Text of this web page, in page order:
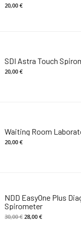
20,00€
SDI Astra Touch
20,00€
Waiting Room
20,00€
NDD EasyOne Plus
Spirometer
30,00€ Il
28,00€Il